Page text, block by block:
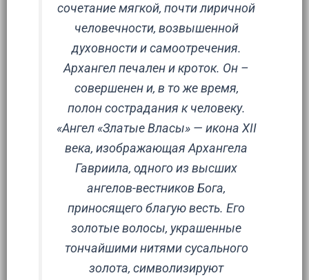
сочетание мягкой, почти лиричной
человечности, возвышенной
духовности и самоотречения.
Архангел печален и кроток. Он –
совершенен и, в то же время,
полон сострадания к человеку.
«Ангел «Златые Власы» — икона XII
века, изображающая Архангела
Гавриила, одного из высших
ангелов-вестников Бога,
приносящего благую весть. Его
золотые волосы, украшенные
тончайшими нитями сусального
золота, символизируют